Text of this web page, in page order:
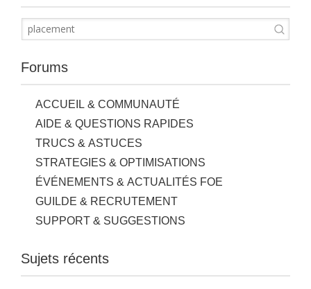
Forums
ACCUEIL & COMMUNAUTÉ
AIDE & QUESTIONS RAPIDES
TRUCS & ASTUCES
STRATEGIES & OPTIMISATIONS
ÉVÉNEMENTS & ACTUALITÉS FOE
GUILDE & RECRUTEMENT
SUPPORT & SUGGESTIONS
Sujets récents